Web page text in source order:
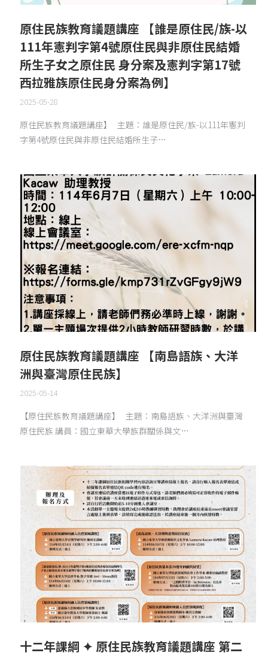
原住民族教育議題講座 【誰是原住民/族-以
111年憲判字第4號原住民與非原住民結婚
所生子女之原住民 身分案及憲判字第17號
西拉雅族原住民身分案為例】
2025-05-28
原住民族教育議題講座】 主題：誰是原住民/族-以111年憲判
字第4號原住民與非原住民結婚所生子…
原住民族教育議題講座 【南島語族、大洋
洲與臺灣原住民族】
2025-05-14
【原住民族教育議題講座】 主題：南島語族、大洋洲與臺灣
原住民族 講員：國立東華大學族群關係與文…
十二年課綱 ✦ 原住民族教育議題講座 第二